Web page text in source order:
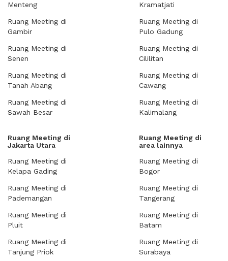
Menteng
Ruang Meeting di
Gambir
Ruang Meeting di
Senen
Ruang Meeting di
Tanah Abang
Ruang Meeting di
Sawah Besar
Kramatjati
Ruang Meeting di
Pulo Gadung
Ruang Meeting di
Cililitan
Ruang Meeting di
Cawang
Ruang Meeting di
Kalimalang
Ruang Meeting di
Jakarta Utara
Ruang Meeting di
Kelapa Gading
Ruang Meeting di
Pademangan
Ruang Meeting di
Pluit
Ruang Meeting di
Tanjung Priok
Ruang Meeting di
area lainnya
Ruang Meeting di
Bogor
Ruang Meeting di
Tangerang
Ruang Meeting di
Batam
Ruang Meeting di
Surabaya